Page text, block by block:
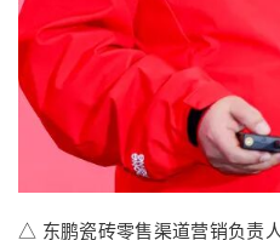
△ 东鹏瓷砖零售渠道营销负责